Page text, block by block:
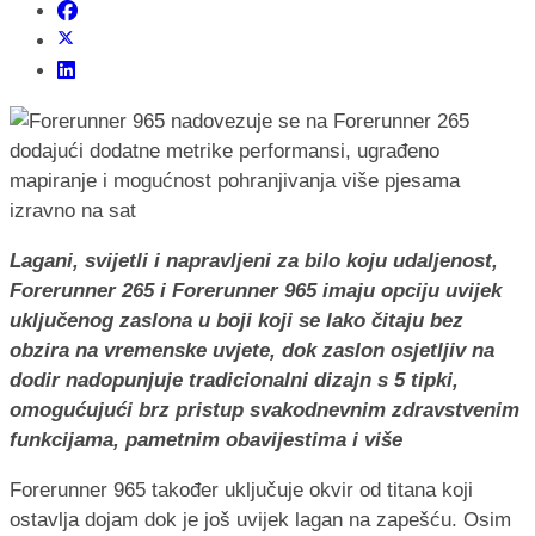
Lagani, svijetli i napravljeni za bilo koju udaljenost,
Forerunner 265 i Forerunner 965 imaju opciju uvijek
uključenog zaslona u boji koji se lako čitaju bez
obzira na vremenske uvjete, dok zaslon osjetljiv na
dodir nadopunjuje tradicionalni dizajn s 5 tipki,
omogućujući brz pristup svakodnevnim zdravstvenim
funkcijama, pametnim obavijestima i više
Forerunner 965 također uključuje okvir od titana koji
ostavlja dojam dok je još uvijek lagan na zapešću. Osim